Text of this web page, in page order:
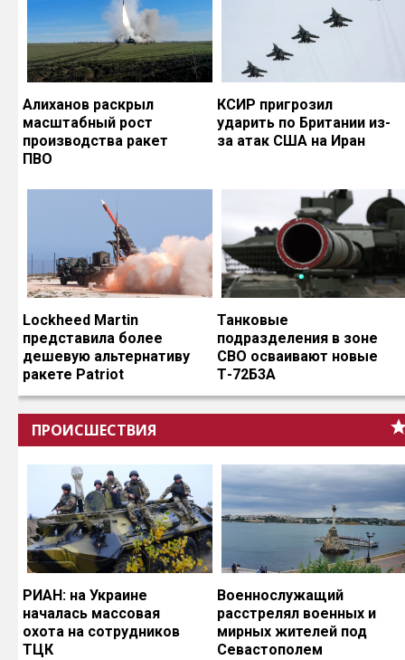
Алиханов раскрыл
масштабный рост
производства ракет
ПВО
КСИР пригрозил
ударить по Британии из-
за атак США на Иран
Lockheed Martin
представила более
дешевую альтернативу
ракете Patriot
Танковые
подразделения в зоне
СВО осваивают новые
Т-72Б3А
ПРОИСШЕСТВИЯ
РИАН: на Украине
началась массовая
охота на сотрудников
ТЦК
Военнослужащий
расстрелял военных и
мирных жителей под
Севастополем